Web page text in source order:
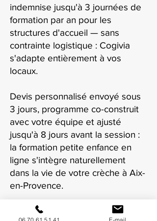
indemnise jusqu'à 3 journées de
formation par an pour les
structures d'accueil — sans
contrainte logistique : Cogivia
s'adapte entièrement à vos
locaux.
Devis personnalisé envoyé sous
3 jours, programme co-construit
avec votre équipe et ajusté
jusqu'à 8 jours avant la session :
la formation petite enfance en
ligne s'intègre naturellement
dans la vie de votre crèche à Aix-
en-Provence.
06 70 61 51 41 E-mail